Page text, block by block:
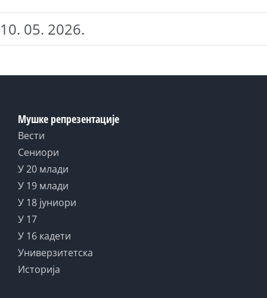
10. 05. 2026.
Мушке репрезентације
Вести
Сениори
У 20 млади
У 19 млади
У 18 јуниори
У 17
У 16 кадети
Универзитетска
Историја